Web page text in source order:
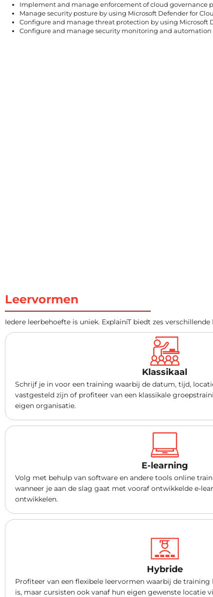
Implement and manage enforcement of cloud governance
Manage security posture by using Microsoft Defender for
Configure and manage threat protection by using Microsoft
Configure and manage security monitoring and automation
Leervormen
Iedere leerbehoefte is uniek. ExplainiT biedt zes
Klassikaal
Schrijf je in voor een training waarbij de datum, tijd,
vastgesteld zijn of profiteer van een klassikale
eigen organisatie.
E-learning
Volg met behulp van software en andere tools online
wanneer je aan de slag gaat met vooraf ontwikkelde e-
ontwikkelen.
Hybride
Profiteer van een flexibele leervormen waarbij de
is, maar cursisten ook vanaf hun eigen gewenste locatie